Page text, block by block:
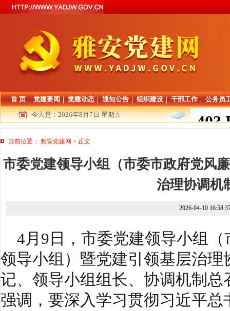
首 页 党建要闻 党建动态 通知公告 组织建设 干部工作
公务员
今天是：2026年8月7日 星期五
当前位置： 雅安党建网 > 正文
市委党建领导小组（市委市政府党风
治理协调机
2026-04-10
4月9日，市委党建领导小组（
领导小组）暨党建引领基层治
记、领导小组组长、协调机制
强调，要深入学习贯彻习近平